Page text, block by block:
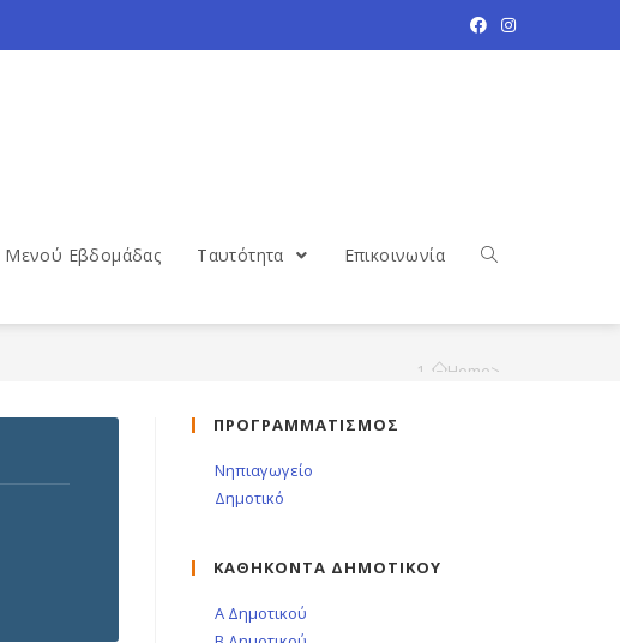
Μενού Εβδομάδας Ταυτότητα Επικοινωνία
Home>
ΠΡΟΓΡΑΜΜΑΤΙΣΜΟΣ
Νηπιαγωγείο
Δημοτικό
ΚΑΘΗΚΟΝΤΑ ΔΗΜΟΤΙΚΟΥ
Α Δημοτικού